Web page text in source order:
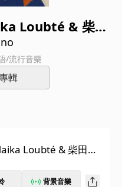
Loubté & 柴田
/流行音樂
輯
Loubté & 柴田聡
背景音樂